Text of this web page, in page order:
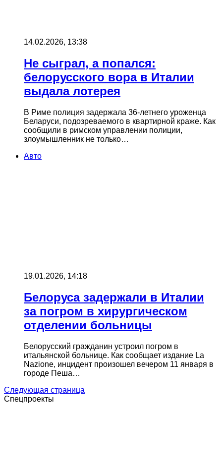
14.02.2026, 13:38
Не сыграл, а попался:
белорусского вора в Италии
выдала лотерея
В Риме полиция задержала 36-летнего уроженца
Беларуси, подозреваемого в квартирной краже. Как
сообщили в римском управлении полиции,
злоумышленник не только…
Авто
19.01.2026, 14:18
Белоруса задержали в Италии
за погром в хирургическом
отделении больницы
Белорусский гражданин устроил погром в
итальянской больнице. Как сообщает издание La
Nazione, инцидент произошел вечером 11 января в
городе Пеша…
Следующая страница
Спецпроекты